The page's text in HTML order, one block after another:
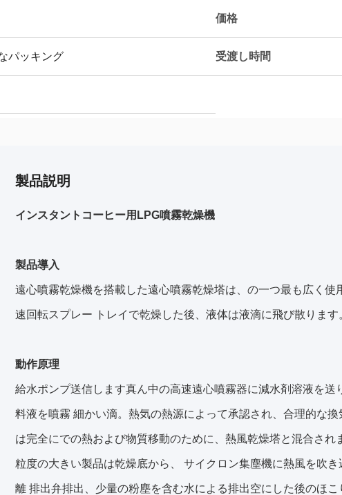
価格
パッキング 受渡し時間
製品説明
インスタントコーヒー用LPG噴霧乾燥機
製品導入
遠心噴霧乾燥機を搭載した遠心噴霧乾燥塔は、 の一つ最も広く使
速回転スプレー トレイで乾燥した後、液体は液滴に飛び散ります
動作原理
給水ポンプ送信します真ん中の高速遠心噴霧器に減水剤溶液を送
料液を噴霧 細かい滴。熱気の熱源によって承認され、合理的な
は完全にでの熱および物質移動のために、熱風乾燥塔と混合され
粒度の大きい製品は乾燥底から、 サイクロン集塵機に熱風を吹
離 排出弁排出、少量の粉塵を含む水による排出空にした後のほこ